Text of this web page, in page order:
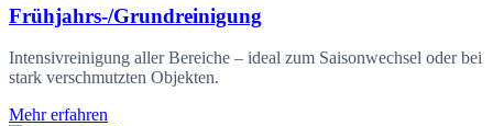
Frühjahrs-/Grundreinigung
Intensivreinigung aller Bereiche – ideal zum Saisonwechsel oder bei
stark verschmutzten Objekten.
Mehr erfahren